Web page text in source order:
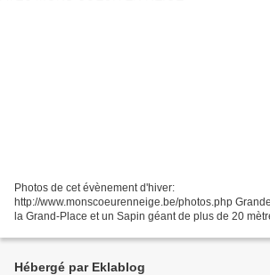
Photos de cet évènement d'hiver:
http://www.monscoeurenneige.be/photos.php
la Grand-Place et un Sapin géant de plus de 20
Nombreuses...
Hébergé par Eklablog